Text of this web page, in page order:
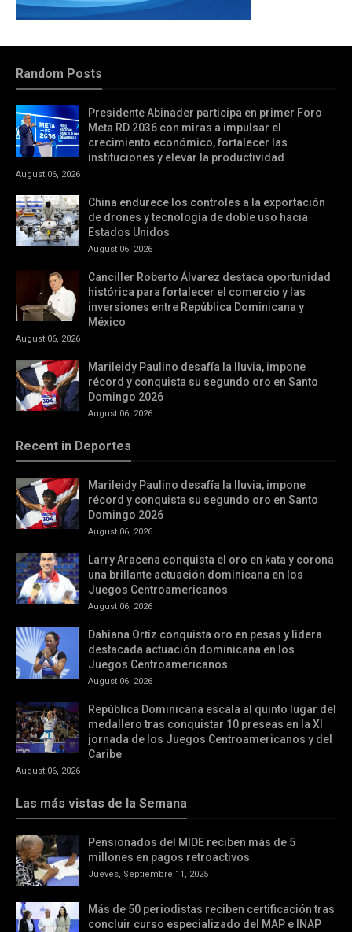
Random Posts
Presidente Abinader participa en primer Foro
Meta RD 2036 con miras a impulsar el
crecimiento económico, fortalecer las
instituciones y elevar la productividad
August 06, 2026
China endurece los controles a la exportación
de drones y tecnología de doble uso hacia
Estados Unidos
August 06, 2026
Canciller Roberto Álvarez destaca oportunidad
histórica para fortalecer el comercio y las
inversiones entre República Dominicana y
México
August 06, 2026
Marileidy Paulino desafía la lluvia, impone
récord y conquista su segundo oro en Santo
Domingo 2026
August 06, 2026
Recent in Deportes
Marileidy Paulino desafía la lluvia, impone
récord y conquista su segundo oro en Santo
Domingo 2026
August 06, 2026
Larry Aracena conquista el oro en kata y corona
una brillante actuación dominicana en los
Juegos Centroamericanos
August 06, 2026
Dahiana Ortiz conquista oro en pesas y lidera
destacada actuación dominicana en los
Juegos Centroamericanos
August 06, 2026
República Dominicana escala al quinto lugar del
medallero tras conquistar 10 preseas en la XI
jornada de los Juegos Centroamericanos y del
Caribe
August 06, 2026
Las más vistas de la Semana
Pensionados del MIDE reciben más de 5
millones en pagos retroactivos
Jueves, Septiembre 11, 2025
Más de 50 periodistas reciben certificación tras
concluir curso especializado del MAP e INAP